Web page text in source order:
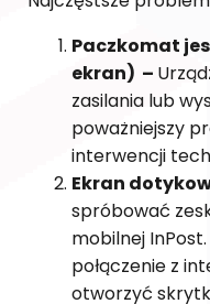
Paczkomat
ekran) –
zasilania lub
poważniejszy
interwencji
Ekran
spróbować
mobilnej
połączenie z
otworzyć